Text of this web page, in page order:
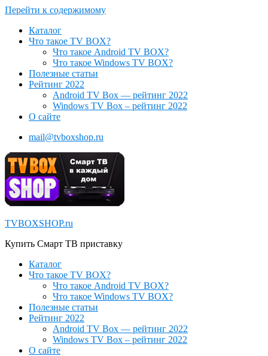
Перейти к содержимому
Каталог
Что такое TV BOX?
Что такое Android TV BOX?
Что такое Windows TV BOX?
Полезные статьи
Рейтинг 2022
Android TV Box — рейтинг 2022
Windows TV Box – рейтинг 2022
О сайте
mail@tvboxshop.ru
TVBOXSHOP.ru
Купить Смарт ТВ приставку
Каталог
Что такое TV BOX?
Что такое Android TV BOX?
Что такое Windows TV BOX?
Полезные статьи
Рейтинг 2022
Android TV Box — рейтинг 2022
Windows TV Box – рейтинг 2022
О сайте